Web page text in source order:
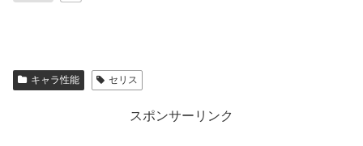
キャラ性能 セリス
スポンサーリンク